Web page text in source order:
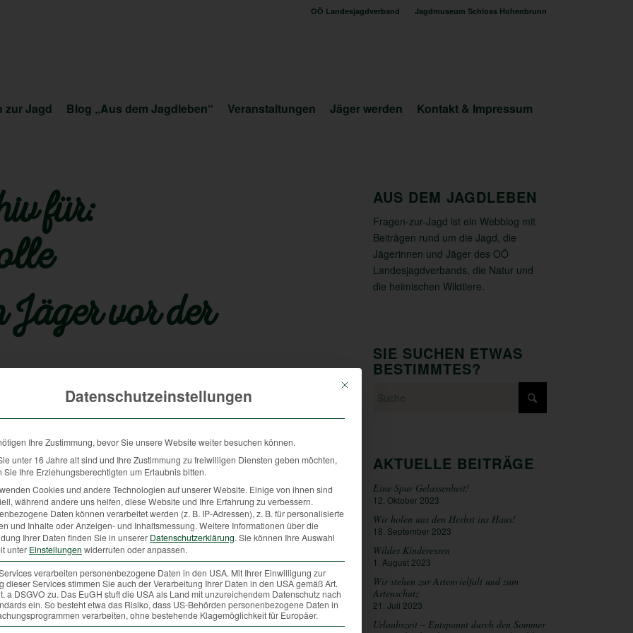
OÖ Landesjagdverband Jagdmuseum Schloss Hohenbrunn
zur Jagd Blog „Aus dem Jagdleben“ Veranstaltungen Jäger werden Kontakt & Impressum
für:
Jäger vor der
Juckreiz, der so stark sein kann, dass sie sich
zusätzlich empfänglich für Bakterien, die die Symptome noch
des Fuchses führen.
schwere Folgen haben. Für eine Ansteckung des Hundes reicht
der Kontakt mit einer Liegestelle eines erkrankten Fuchses.
Symptome feststellen (Hautrötungen, Fellverlust, Pusteln, offene
werden.
Kautabletten verabreicht. Potenziell kontaminierte Bereiche
gründlich gereinigt werden, damit die Milben aus dem
In diesem Fall spricht man von einer „Pseudo-Krätze“ die
AUS DEM JAGDLEBEN
Fragen-zur-Jagd ist ein Webblog mit
Beiträgen rund um die Jagd, die
Jägerinnen und Jäger des OÖ
Landesjagdverbands, die Natur und
die heimischen Wildtiere.
SIE SUCHEN ETWAS
BESTIMMTES?
AKTUELLE BEITRÄGE
Eine Spur Gelassenheit!
12. Oktober 2023
Wir holen uns den Herbst ins Haus!
18. September 2023
Wildes Kinderessen
1. August 2023
Wir stehen zur Artenvielfalt und zum
Artenschutz
21. Juli 2023
Urlaubszeit – Entspannt durch den Sommer
Mit diesem Button wird der Dialog geschlossen. Seine Funktionalität ist
Datenschutzeinstellungen
Ihre Zustimmung, bevor Sie unsere Website weiter besuchen können.
unter 16 Jahre alt sind und Ihre Zustimmung zu freiwilligen Diensten geben möchten,
Sie Ihre Erziehungsberechtigten um Erlaubnis bitten.
Cookies und andere Technologien auf unserer Website. Einige von ihnen sind
während andere uns helfen, diese Website und Ihre Erfahrung zu verbessern.
Daten können verarbeitet werden (z. B. IP-Adressen), z. B. für personalisierte
und Inhalte oder Anzeigen- und Inhaltsmessung. Weitere Informationen über die
Ihrer Daten finden Sie in unserer Datenschutzerklärung. Sie können Ihre Auswahl
unter Einstellungen widerrufen oder anpassen.
verarbeiten personenbezogene Daten in den USA. Mit Ihrer Einwilligung zur
dieser Services stimmen Sie auch der Verarbeitung Ihrer Daten in den USA gemäß Art.
a DSGVO zu. Das EuGH stuft die USA als Land mit unzureichendem Datenschutz nach
ein. So besteht etwa das Risiko, dass US-Behörden personenbezogene Daten in
verarbeiten, ohne bestehende Klagemöglichkeit für Europäer.